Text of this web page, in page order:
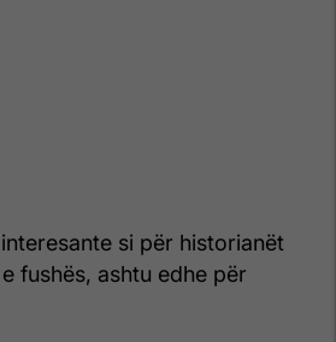
si për historianët
fushës, ashtu edhe për